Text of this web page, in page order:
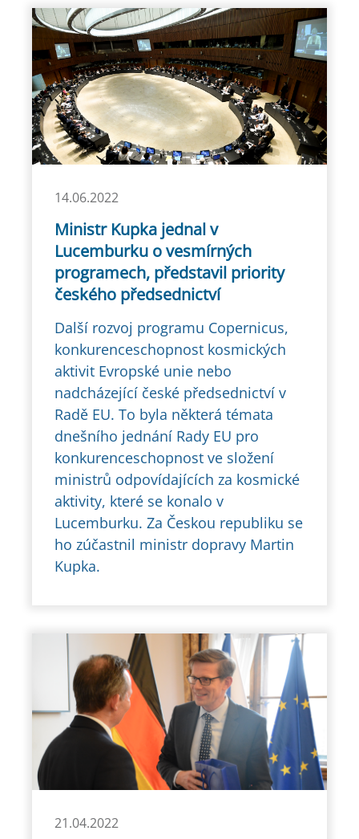
14.06.2022
Ministr Kupka jednal v
Lucemburku o vesmírných
programech, představil priority
českého předsednictví
Další rozvoj programu Copernicus,
konkurenceschopnost kosmických
aktivit Evropské unie nebo
nadcházející české předsednictví v
Radě EU. To byla některá témata
dnešního jednání Rady EU pro
konkurenceschopnost ve složení
ministrů odpovídajících za kosmické
aktivity, které se konalo v
Lucemburku. Za Českou republiku se
ho zúčastnil ministr dopravy Martin
Kupka.
21.04.2022